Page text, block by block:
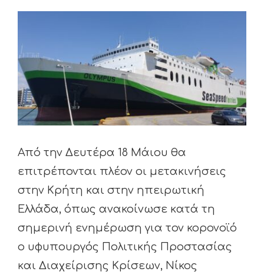
Image
Από την Δευτέρα 18 Μάιου θα
επιτρέπονται πλέον οι μετακινήσεις
στην Κρήτη και στην ηπειρωτική
Ελλάδα, όπως ανακοίνωσε κατά τη
σημερινή ενημέρωση για τον κορονοϊό
ο υφυπουργός Πολιτικής Προστασίας
και Διαχείρισης Κρίσεων, Νίκος